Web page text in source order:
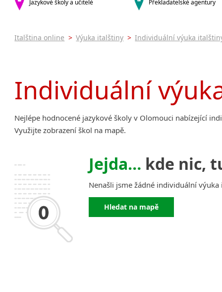
Most
Jazykové školy a učitelé Překladatelské agentury
Italština online > Výuka italštiny > Individuální výuka
Individuální
Nejlépe hodnocené jazykové školy v Olomouci nabízející
Využijte zobrazení škol na mapě.
Jejda… kde nic,
Nenašli jsme žádné individuální
Hledat na mapě